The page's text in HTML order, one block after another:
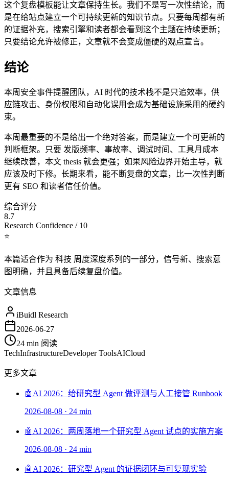
这个复盘模板能让文章保持生长。我们不是写一次性结论，而
是在给站点建立一个可持续更新的知识节点。只要每周都有新
的证据补充，搜索引擎和读者都会看到这个主题在持续更新；
只要结论允许被修正，文章就不会变成僵硬的观点宣言。
结论
本周安全事件提醒团队，AI 时代的技术栈不是只追效率，供
应链攻击、身份权限和自动化误用会成为基础设施采用的硬约
束。
本周最重要的不是给出一个绝对答案，而是建立一个可更新的
判断框架。只要 发版频率、事故率、调试时间、工具月成本
继续改善，本文 thesis 就会更强；如果风险边界开始主导，就
应该及时下修。长期来看，能不断复盘的文章，比一次性判断
更有 SEO 和读者信任价值。
综合评分
8.7
Research Confidence / 10
⭐
本篇适合作为 科技 周度深度系列的一部分，信号新、搜索意
图明确，并且具备后续复盘价值。
文章信息
iBuidl Research
2026-06-27
24 min 阅读
TechInfrastructureDeveloper ToolsAICloud
更多文章
🤖 AI 2026：给研究型 Agent 做评测与人工接管 Runbook
2026-08-08 · 24 min
🤖 AI 2026：两周落地一个研究型 Agent 试点的实施方案
2026-08-08 · 24 min
🤖 AI 2026：研究型 Agent 的证据闭环与可复现实验